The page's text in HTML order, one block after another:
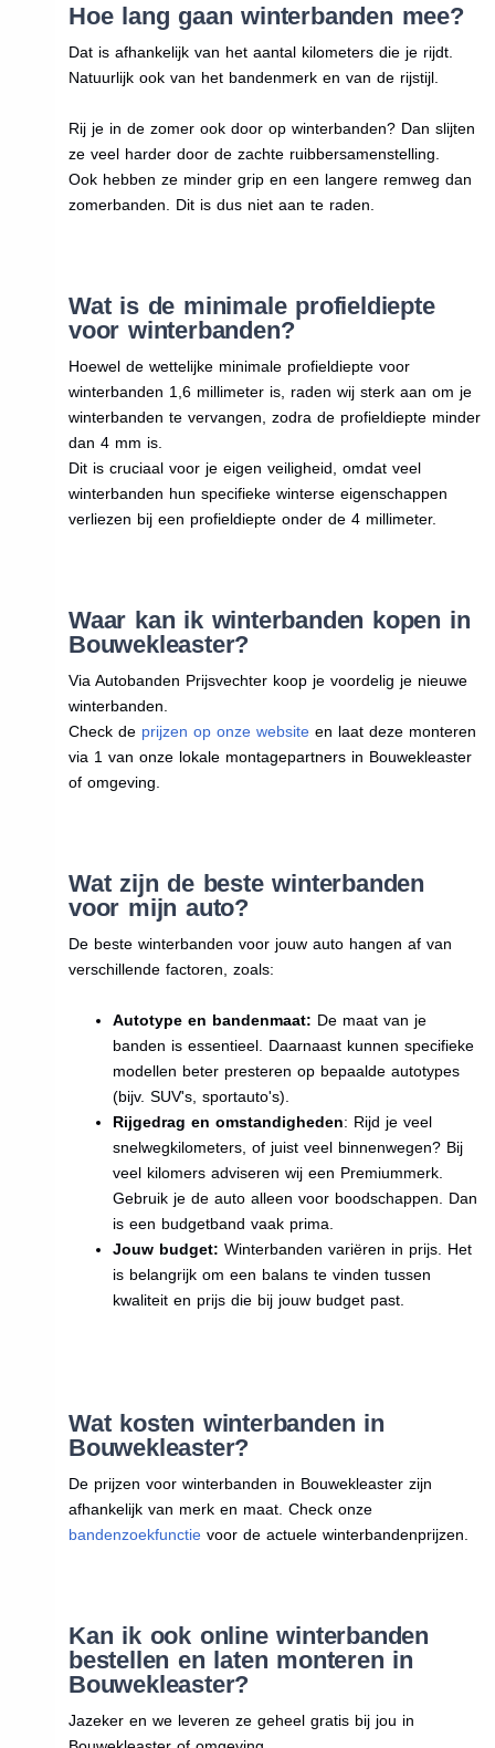
Hoe lang gaan winterbanden mee?
Dat is afhankelijk van het aantal kilometers die je rijdt.
Natuurlijk ook van het bandenmerk en van de rijstijl.
Rij je in de zomer ook door op winterbanden? Dan slijten
ze veel harder door de zachte ruibbersamenstelling.
Ook hebben ze minder grip en een langere remweg dan
zomerbanden. Dit is dus niet aan te raden.
Wat is de minimale profieldiepte
voor winterbanden?
Hoewel de wettelijke minimale profieldiepte voor
winterbanden 1,6 millimeter is, raden wij sterk aan om je
winterbanden te vervangen, zodra de profieldiepte minder
dan 4 mm is.
Dit is cruciaal voor je eigen veiligheid, omdat veel
winterbanden hun specifieke winterse eigenschappen
verliezen bij een profieldiepte onder de 4 millimeter.
Waar kan ik winterbanden kopen in
Bouwekleaster?
Via Autobanden Prijsvechter koop je voordelig je nieuwe
winterbanden.
Check de prijzen op onze websiteen laat deze monteren
via 1 van onze lokale montagepartners in Bouwekleaster
of omgeving.
Wat zijn de beste winterbanden
voor mijn auto?
De beste winterbanden voor jouw auto hangen af van
verschillende factoren, zoals:
Autotype en bandenmaat: De maat van je
banden is essentieel. Daarnaast kunnen specifieke
modellen beter presteren op bepaalde autotypes
(bijv. SUV's, sportauto's).
Rijgedrag en omstandigheden: Rijd je veel
snelwegkilometers, of juist veel binnenwegen? Bij
veel kilomers adviseren wij een Premiummerk.
Gebruik je de auto alleen voor boodschappen. Dan
is een budgetband vaak prima.
Jouw budget: Winterbanden variëren in prijs. Het
is belangrijk om een balans te vinden tussen
kwaliteit en prijs die bij jouw budget past.
Wat kosten winterbanden in
Bouwekleaster?
De prijzen voor winterbanden in Bouwekleaster zijn
afhankelijk van merk en maat. Check onze
bandenzoekfunctievoor de actuele winterbandenprijzen.
Kan ik ook online winterbanden
bestellen en laten monteren in
Bouwekleaster?
Jazeker en we leveren ze geheel gratis bij jou in